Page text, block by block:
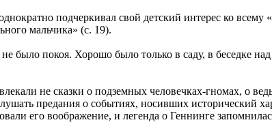
подчеркивал свой детский интерес ко
мальчика» (с. 19).
было покоя. Хорошо было только в саду, в беседке
не сказки о подземных человечках-гномах, о
предания о событиях, носивших исторический
его воображение, и легенда о Геннинге